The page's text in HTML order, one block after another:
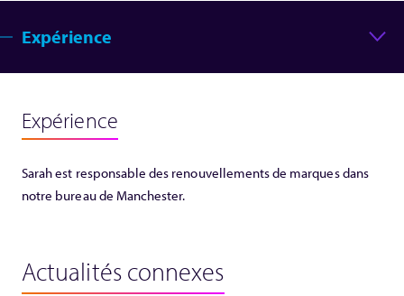
Expérience
Expérience
Sarah est responsable des renouvellements de marques dans
notre bureau de Manchester.
Actualités connexes